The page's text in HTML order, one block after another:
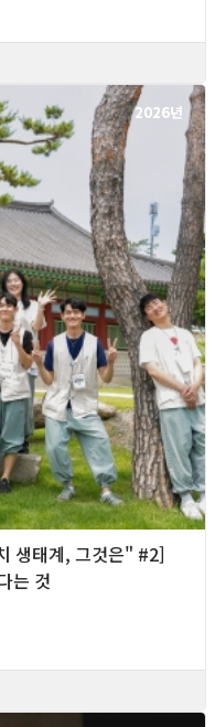
2026년
생태계, 그것은" #2]
는 것